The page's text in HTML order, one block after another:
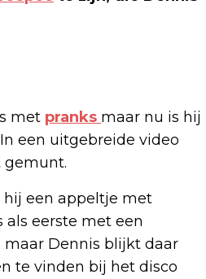
met pranks maar nu is hij
een uitgebreide video
gemunt.
een appeltje met
als eerste met een
maar Dennis blijkt daar
te vinden bij het disco